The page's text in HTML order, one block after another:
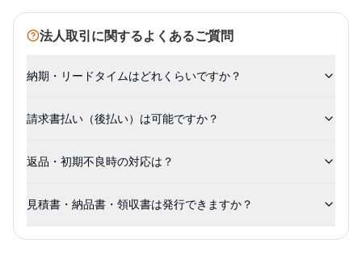
法人取引に関するよくあるご質問
納期・リードタイムはどれくらいですか？
請求書払い（後払い）は可能ですか？
返品・初期不良時の対応は？
見積書・納品書・領収書は発行できますか？